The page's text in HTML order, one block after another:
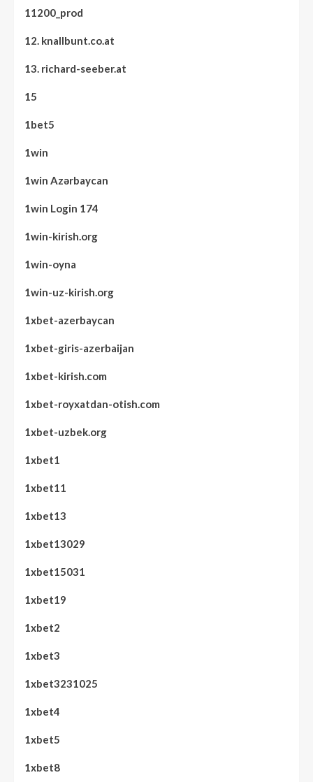
11200_prod
12. knallbunt.co.at
13. richard-seeber.at
15
1bet5
1win
1win Azərbaycan
1win Login 174
1win-kirish.org
1win-oyna
1win-uz-kirish.org
1xbet-azerbaycan
1xbet-giris-azerbaijan
1xbet-kirish.com
1xbet-royxatdan-otish.com
1xbet-uzbek.org
1xbet1
1xbet11
1xbet13
1xbet13029
1xbet15031
1xbet19
1xbet2
1xbet3
1xbet3231025
1xbet4
1xbet5
1xbet8